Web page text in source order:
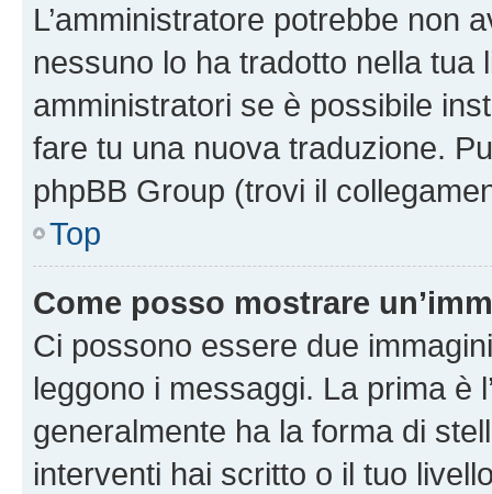
L’amministratore potrebbe non
nessuno lo ha tradotto nella tua
amministratori se è possibile
fare tu una nuova traduzione.
phpBB Group (trovi il
Top
Come posso mostrare
Ci possono essere due
leggono i messaggi. La prima è
generalmente ha la forma di
interventi hai scritto o il tuo